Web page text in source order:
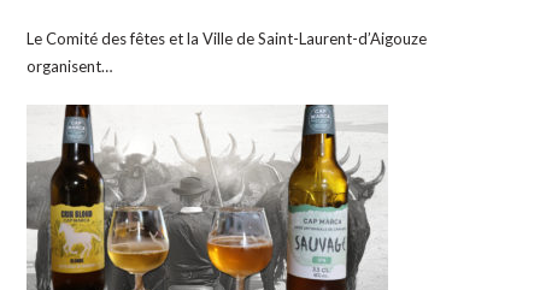
Le Comité des fêtes et la Ville de Saint-Laurent-d’Aigouze
organisent…